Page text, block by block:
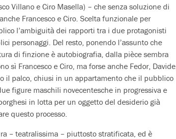
Villano e Ciro Masella) – che senza soluzione di
Francesco e Ciro. Scelta funzionale per
l’ambiguità dei rapporti tra i due protagonisti
personaggi. Del resto, ponendo l’assunto che
di finzione è autobiografia, dalla pièce sembra
sì Francesco e Ciro, ma forse anche Fedor, Davide,
il palco, chiusi in un appartamento che il pubblico
figure maschili novecentesche in progressiva e
in lotta per un oggetto del desiderio già
questo processo.
– teatralissima – piuttosto stratificata, ed è